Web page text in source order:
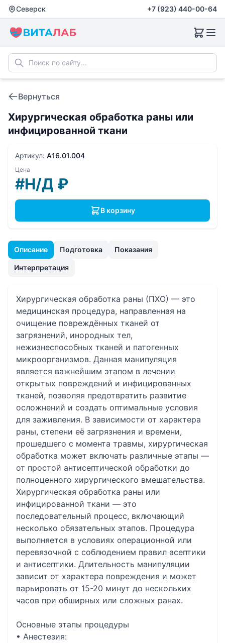
Северск +7 (923) 440-00-64
Вернуться
Хирургическая обработка раны или
инфицированной ткани
Описание Подготовка Показания
Интерпретация
Хирургическая обработка раны (ПХО) — это
медицинская процедура, направленная на
очищение повреждённых тканей от
загрязнений, инородных тел,
нежизнеспособных тканей и патогенных
микроорганизмов. Данная манипуляция
является важнейшим этапом в лечении
открытых повреждений и инфицированных
тканей, позволяя предотвратить развитие
осложнений и создать оптимальные условия
для заживления. В зависимости от характера
раны, степени её загрязнения и времени,
прошедшего с момента травмы, хирургическая
обработка может включать различные этапы —
от простой антисептической обработки до
полноценного хирургического вмешательства.
Хирургическая обработка раны или
инфицированной ткани — это
последовательный процесс, включающий
несколько обязательных этапов. Процедура
выполняется в условиях операционной или
перевязочной с соблюдением правил асептики
и антисептики. Длительность манипуляции
зависит от характера повреждения и может
варьировать от 15-20 минут до нескольких
часов при обширных или сложных ранах.
Основные этапы процедуры
• Анестезия:
Артикул: A16.01.004
Цена
#Н/Д ₽
В корзину